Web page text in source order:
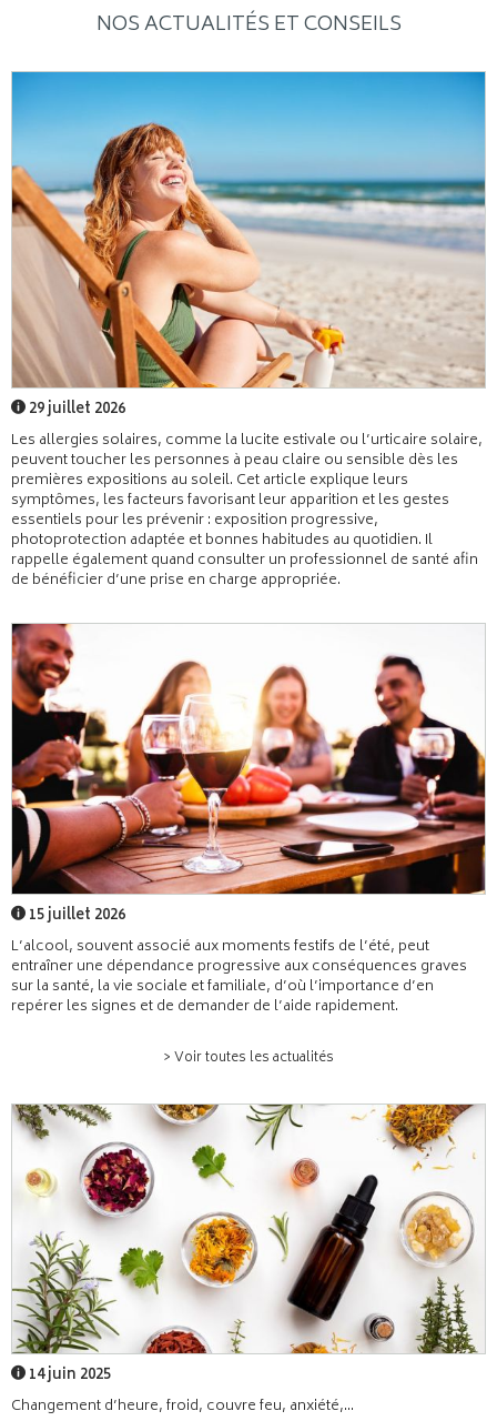
NOS ACTUALITÉS ET CONSEILS
29 juillet 2026
Les allergies solaires, comme la lucite estivale ou l’urticaire solaire,
peuvent toucher les personnes à peau claire ou sensible dès les
premières expositions au soleil. Cet article explique leurs
symptômes, les facteurs favorisant leur apparition et les gestes
essentiels pour les prévenir : exposition progressive,
photoprotection adaptée et bonnes habitudes au quotidien. Il
rappelle également quand consulter un professionnel de santé afin
de bénéficier d’une prise en charge appropriée.
15 juillet 2026
L’alcool, souvent associé aux moments festifs de l’été, peut
entraîner une dépendance progressive aux conséquences graves
sur la santé, la vie sociale et familiale, d’où l’importance d’en
repérer les signes et de demander de l’aide rapidement.
> Voir toutes les actualités
14 juin 2025
Changement d’heure, froid, couvre feu, anxiété,...